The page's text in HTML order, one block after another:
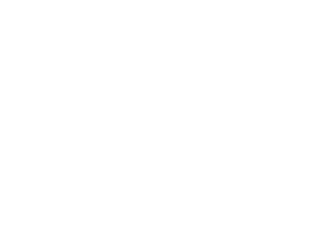
der Arbeit und dem Arbeitstempo